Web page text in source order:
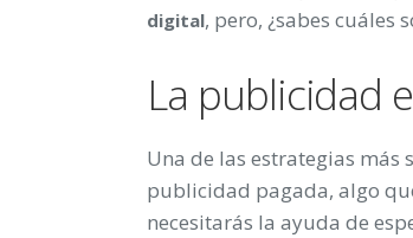
digital, pero, ¿sabes
La publicidad
Una de las estrategias
publicidad pagada, algo
necesitarás la ayuda de